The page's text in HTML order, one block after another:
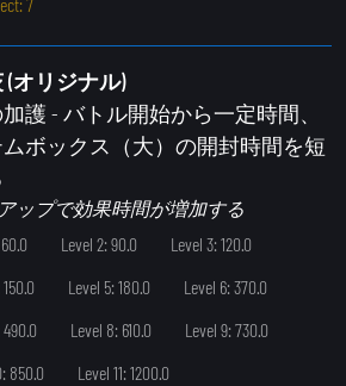
(オリジナル)
護 - バトル開始から一定時間、
ボックス（大）の開封時間を短
ップで効果時間が増加する
Level 2: 90.0
Level 3: 120.0
Level 5: 180.0
Level 6: 370.0
Level 8: 610.0
Level 9: 730.0
850.0
Level 11: 1200.0